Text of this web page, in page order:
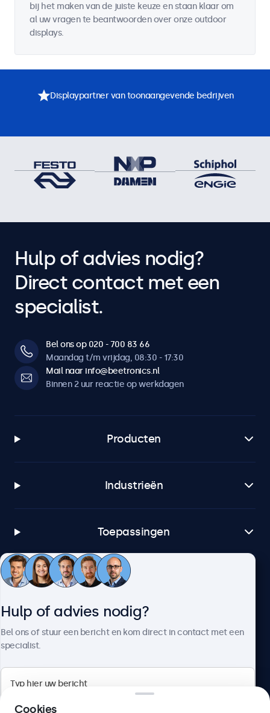
bij het maken van de juiste keuze en staan klaar om
al uw vragen te beantwoorden over onze outdoor
displays.
Displaypartner van toonaangevende bedrijven
Hulp of advies nodig?
Direct contact met een
specialist.
Bel ons op 020 - 700 83 66
Maandag t/m vrijdag, 08:30 - 17:30
Mail naar info@beetronics.nl
Binnen 2 uur reactie op werkdagen
Producten
Industrieën
Toepassingen
Klantenservice
Hulp of advies nodig?
Bel ons of stuur een bericht en kom direct in contact met een
specialist.
Cookies